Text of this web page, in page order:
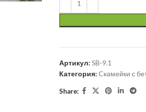
Артикул: SB-9.1
Категория: Cкамейки с
Share: